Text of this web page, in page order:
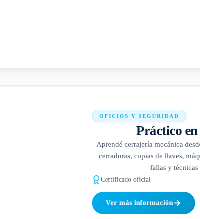
OFICIOS Y SEGURIDAD
Práctico
Aprendé cerrajería mecánica
cerraduras, copias de llaves,
fallas y
Certificado oficial
Ver más información